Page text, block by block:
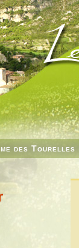
des Tourelles